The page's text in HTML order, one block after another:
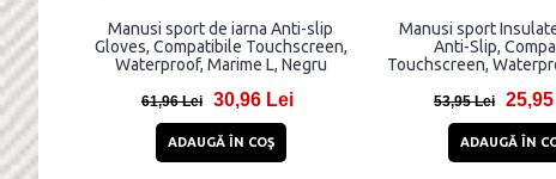
Manusi sport de iarna Anti-slip
Gloves, Compatibile Touchscreen,
Waterproof, Marime L, Negru
61,96 Lei 30,96 Lei
ADAUGĂ ÎN COŞ
Manusi sport
Anti-Slip,
Touchscreen,
53,95 Lei
ADAUGĂ ÎN